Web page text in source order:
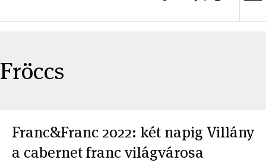
Fröccs
Franc&Franc 2022: két napig Villány
a cabernet franc világvárosa